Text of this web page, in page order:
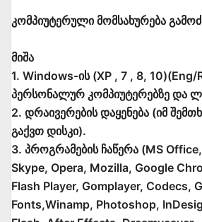
კომპიუტერული მომსახურება
მიშა
1. Windows-ის (XP , 7 , 8, 10)(Eng/
პერსონალურ კომპიუტერებზე და
2. დრაივერების დაყენება (იმ
გაქვთ დისკი).
3. პროგრამების ჩაწერა (MS
Skype, Opera, Mozilla, Google
Flash Player, Gomplayer, Codecs,
Fonts,Winamp, Photoshop,